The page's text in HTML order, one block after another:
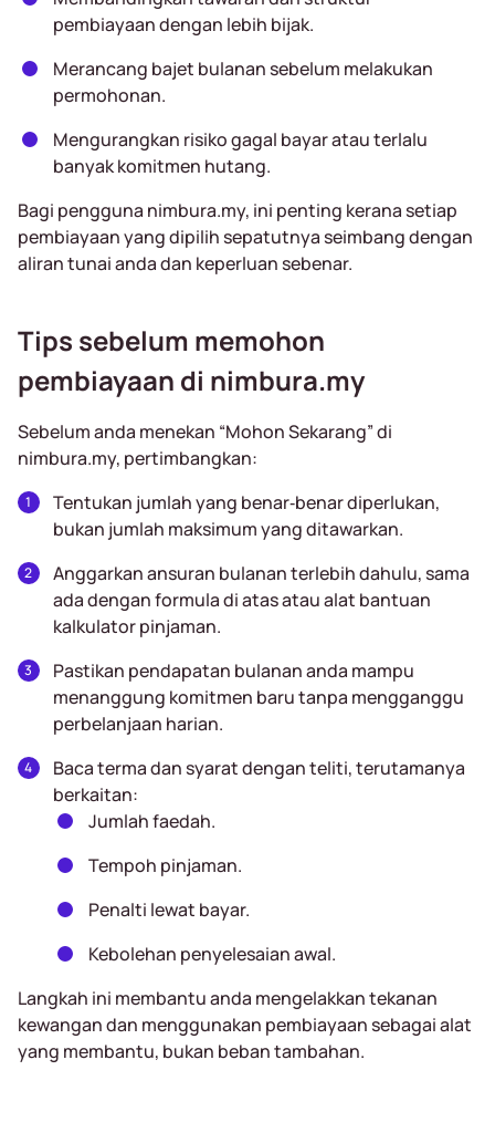
pembiayaan dengan lebih bijak.
Merancang bajet bulanan sebelum melakukan
permohonan.
Mengurangkan risiko gagal bayar atau terlalu
banyak komitmen hutang.
Bagi pengguna nimbura.my, ini penting kerana setiap
pembiayaan yang dipilih sepatutnya seimbang dengan
aliran tunai anda dan keperluan sebenar.
Tips sebelum memohon
pembiayaan di nimbura.my
Sebelum anda menekan “Mohon Sekarang” di
nimbura.my, pertimbangkan:
Tentukan jumlah yang benar‑benar diperlukan,
bukan jumlah maksimum yang ditawarkan.
Anggarkan ansuran bulanan terlebih dahulu, sama
ada dengan formula di atas atau alat bantuan
kalkulator pinjaman.
Pastikan pendapatan bulanan anda mampu
menanggung komitmen baru tanpa mengganggu
perbelanjaan harian.
Baca terma dan syarat dengan teliti, terutamanya
berkaitan:
Jumlah faedah.
Tempoh pinjaman.
Penalti lewat bayar.
Kebolehan penyelesaian awal.
Langkah ini membantu anda mengelakkan tekanan
kewangan dan menggunakan pembiayaan sebagai alat
yang membantu, bukan beban tambahan.